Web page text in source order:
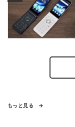
もっと見る